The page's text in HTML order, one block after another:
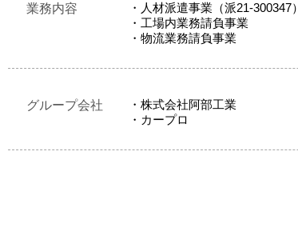
業務内容
・人材派遣事業（派21-300347）
・工場内業務請負事業
​・物流業務請負事業
グループ会社
・株式会社阿部工業
・カープロ